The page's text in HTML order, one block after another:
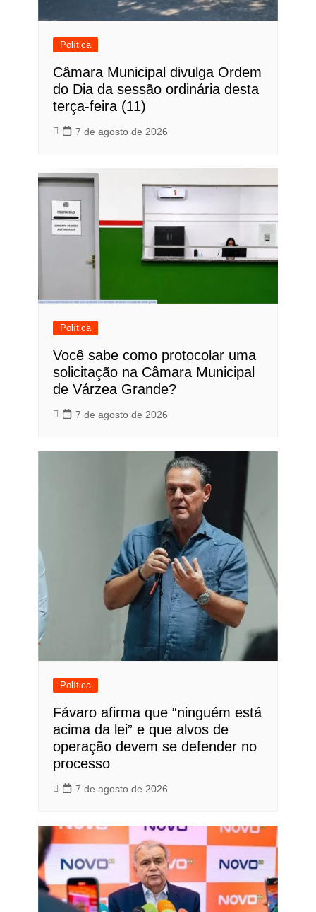
Política
Câmara Municipal divulga Ordem
do Dia da sessão ordinária desta
terça-feira (11)
7 de agosto de 2026
Política
Você sabe como protocolar uma
solicitação na Câmara Municipal
de Várzea Grande?
7 de agosto de 2026
Política
Fávaro afirma que “ninguém está
acima da lei” e que alvos de
operação devem se defender no
processo
7 de agosto de 2026